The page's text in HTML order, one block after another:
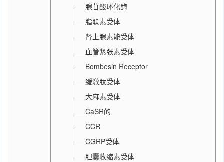
腺苷酸环化酶
脂联素受体
肾上腺素能受体
血管紧张素受体
Bombesin Receptor
缓激肽受体
大麻素受体
CaSR的
CCR
CGRP受体
胆囊收缩素受体